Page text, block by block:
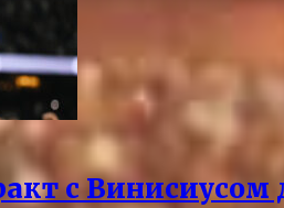
с Винисиусом